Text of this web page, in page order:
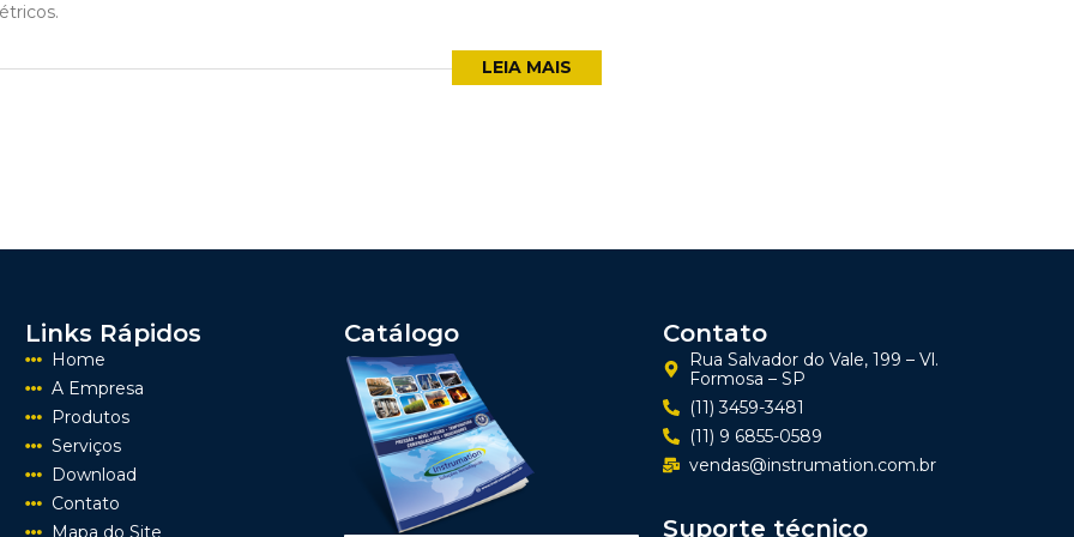
LEIA MAIS
Links Rápidos
Home
A Empresa
Produtos
Serviços
Download
Contato
Mapa do Site
Catálogo Contato
Rua Salvador do Vale, 199 – Vl.
Formosa – SP
(11) 3459-3481
(11) 9 6855-0589
vendas@instrumation.com.br
Suporte técnico